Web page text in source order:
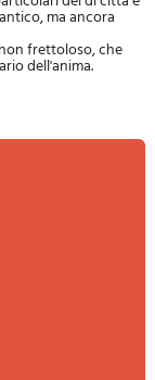
ma ancora
frettoloso, che
dell'anima.